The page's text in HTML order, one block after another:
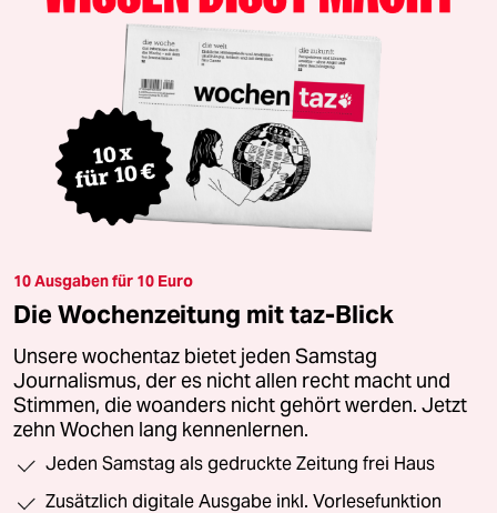
10 Ausgaben für 10 Euro
Die Wochenzeitung mit taz-Blick
Unsere wochentaz bietet jeden Samstag
Journalismus, der es nicht allen recht macht und
Stimmen, die woanders nicht gehört werden. Jetzt
zehn Wochen lang kennenlernen.
Jeden Samstag als gedruckte Zeitung frei Haus
Zusätzlich digitale Ausgabe inkl. Vorlesefunktion